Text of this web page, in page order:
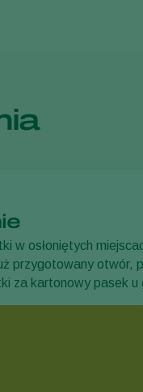
w osłoniętych
przygotowany otwór,
za kartonowy pasek